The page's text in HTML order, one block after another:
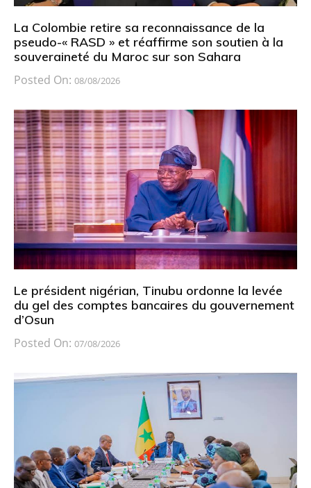
La Colombie retire sa reconnaissance de la
pseudo-« RASD » et réaffirme son soutien à la
souveraineté du Maroc sur son Sahara
Posted On: 08/08/2026
Le président nigérian, Tinubu ordonne la levée
du gel des comptes bancaires du gouvernement
d’Osun
Posted On: 07/08/2026